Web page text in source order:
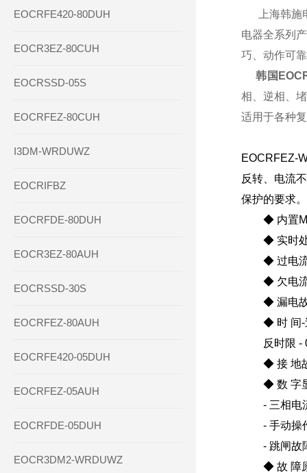
EOCRFE420-80DUH
EOCR3EZ-80CUH
EOCRSSD-05S
EOCRFEZ-80CUH
I3DM-WRDUWZ
EOCRIFBZ
EOCRFDE-80DUH
EOCR3EZ-80AUH
EOCRSSD-30S
EOCRFEZ-80AUH
EOCRFE420-05DUH
EOCRFEZ-05AUH
EOCRFDE-05DUH
EOCR3DM2-WRDUWZ
上海韩施电
电器全系列
巧、动作可
韩国
相、逆相、
适用于各种
EOCRFEZ-
反转、电流
保护的要求。
◆ 内置
◆ 实时处
◆ 过电流保
◆ 欠电流
◆ 漏电故障
◆ 时 间-过
反时限 -
◆ 接 地故
◆ 数 字
- 三相电流
- 手动操作
- 跳闸故障
◆ 故 障原